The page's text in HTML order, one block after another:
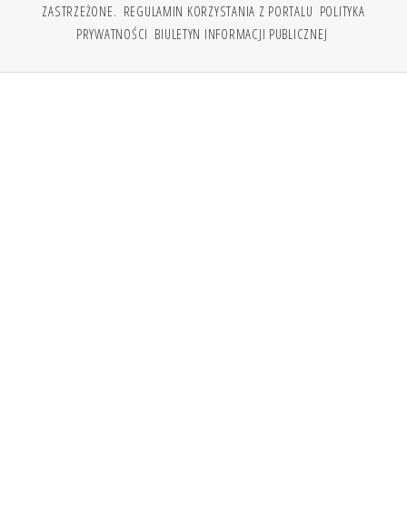
ZASTRZEŻONE. REGULAMIN KORZYSTANIA Z PORTALU POLITYKA
PRYWATNOŚCI BIULETYN INFORMACJI PUBLICZNEJ